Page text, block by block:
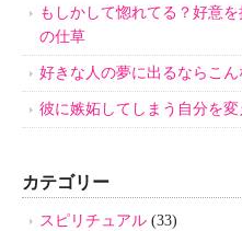
もしかして惚れてる？好意
の仕草
好きな人の夢に出るならこ
彼に嫉妬してしまう自分を
カテゴリー
スピリチュアル (33)